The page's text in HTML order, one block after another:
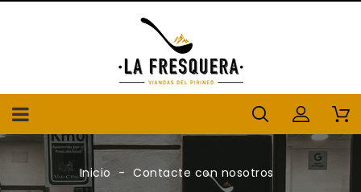
Inicio Contacte con nosotros